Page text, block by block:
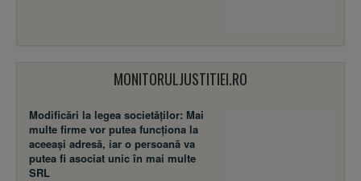
MONITORULJUSTITIEI.RO
Modificări la legea societăţilor: Mai
multe firme vor putea funcţiona la
aceeaşi adresă, iar o persoană va
putea fi asociat unic în mai multe
SRL